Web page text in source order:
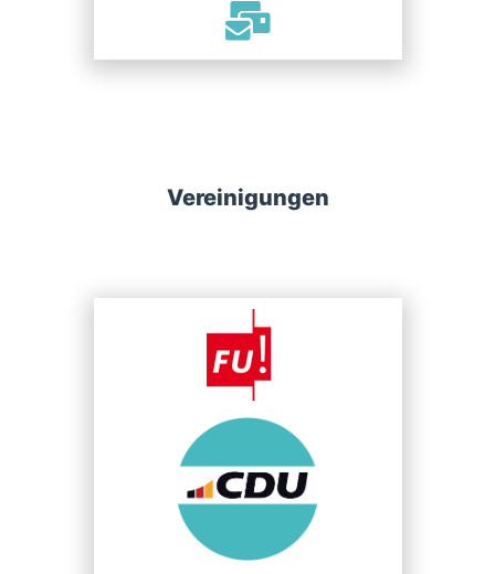
Vereinigungen